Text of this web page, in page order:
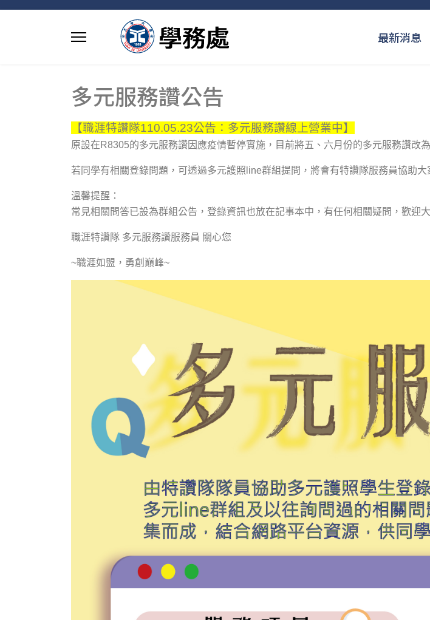
最新消息
多元服務讚公告
【職涯特讚隊110.05.23公告：多元服務讚線上營業中】
原設在R8305的多元服務讚因應疫情暫停實施，目前將五、六月份的多元服務讚改
若同學有相關登錄問題，可透過多元護照line群組提問，將會有特讚隊服務員協助大
溫馨提醒：
常見相關問答已設為群組公告，登錄資訊也放在記事本中，有任何相關疑問，歡迎
職涯特讚隊 多元服務讚服務員 關心您
~職涯如盟，勇創巔峰~